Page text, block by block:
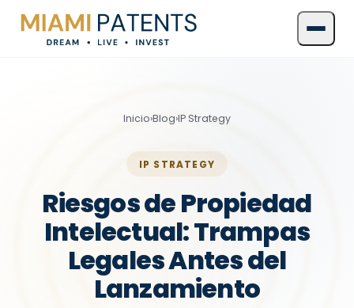
Inicio›Blog›IP Strategy
IP STRATEGY
Riesgos de Propiedad
Intelectual: Trampas
Legales Antes del
Lanzamiento